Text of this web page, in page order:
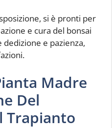
si è pronti per
e cura del bonsai
e pazienza,
Madre
Del
Trapianto